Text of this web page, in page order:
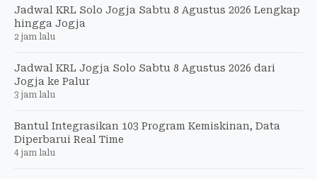
Jadwal KRL Solo Jogja Sabtu 8 Agustus 2026 Lengkap
hingga Jogja
2 jam lalu
Jadwal KRL Jogja Solo Sabtu 8 Agustus 2026 dari
Jogja ke Palur
3 jam lalu
Bantul Integrasikan 103 Program Kemiskinan, Data
Diperbarui Real Time
4 jam lalu